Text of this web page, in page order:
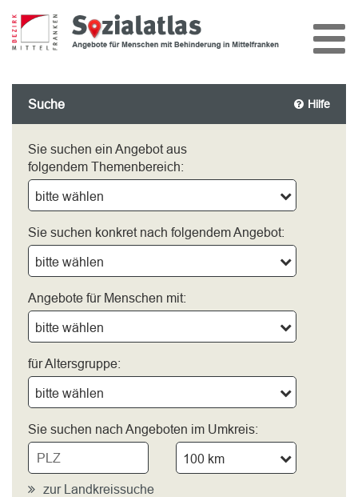
Suche Hilfe
Sie suchen ein Angebot aus
folgendem Themenbereich:
bitte wählen
Sie suchen konkret nach folgendem Angebot:
bitte wählen
Angebote für Menschen mit:
bitte wählen
für Altersgruppe:
bitte wählen
Sie suchen nach Angeboten im Umkreis:
100 km
zur Landkreissuche